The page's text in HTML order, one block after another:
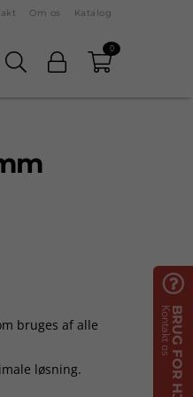
Om os Katalog
0
bruges af alle
løsning.

Kontakt os